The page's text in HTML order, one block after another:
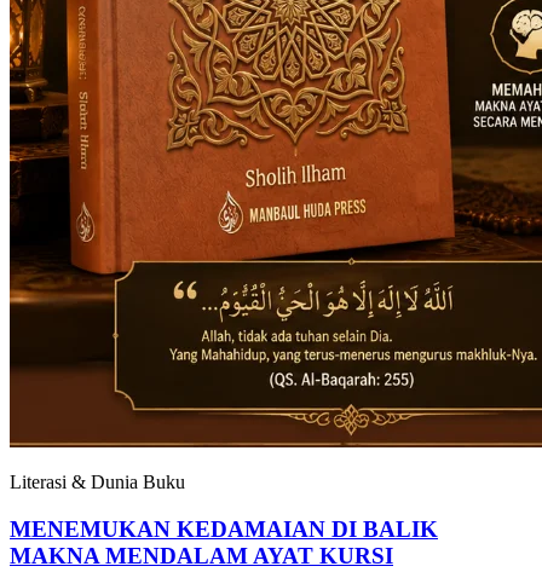
Literasi & Dunia Buku
MENEMUKAN KEDAMAIAN DI BALIK
MAKNA MENDALAM AYAT KURSI